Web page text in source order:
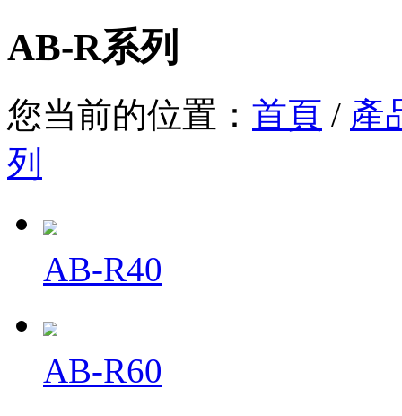
AB-R系列
您当前的位置： 首頁 / 產
列
AB-R40
AB-R60